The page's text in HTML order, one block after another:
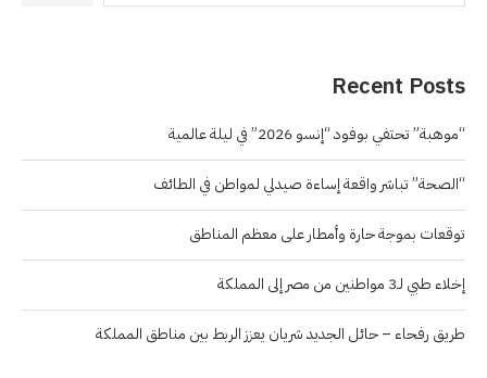
Recent Posts
“موهبة” تحتفي بوفود “إنسو 2026” في ليلة عالمية
“الصحة” تباشر واقعة إساءة صيدلي لمواطن في الطائف
توقعات بموجة حارة وأمطار على معظم المناطق
إخلاء طبي لـ3 مواطنين من مصر إلى المملكة
طريق رفحاء – حائل الجديد شريان يعزز الربط بين مناطق المملكة